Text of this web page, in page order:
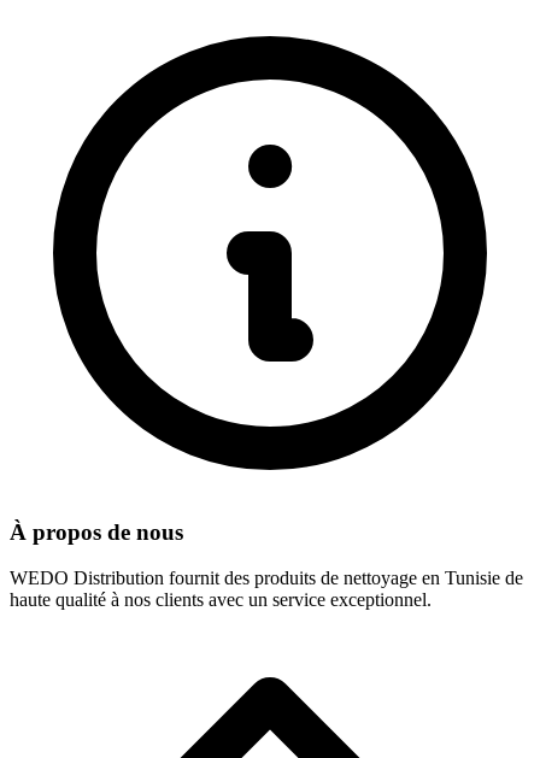
À propos de nous
WEDO Distribution fournit des produits de nettoyage en Tunisie de
haute qualité à nos clients avec un service exceptionnel.